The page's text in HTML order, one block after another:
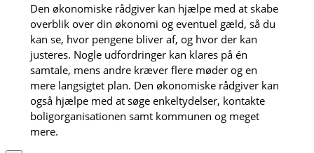
Den økonomiske rådgiver kan hjælpe med at skabe
overblik over din økonomi og eventuel gæld, så du
kan se, hvor pengene bliver af, og hvor der kan
justeres. Nogle udfordringer kan klares på én
samtale, mens andre kræver flere møder og en
mere langsigtet plan. Den økonomiske rådgiver kan
også hjælpe med at søge enkeltydelser, kontakte
boligorganisationen samt kommunen og meget
mere.